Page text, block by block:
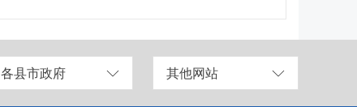
各县市政府 其他网站